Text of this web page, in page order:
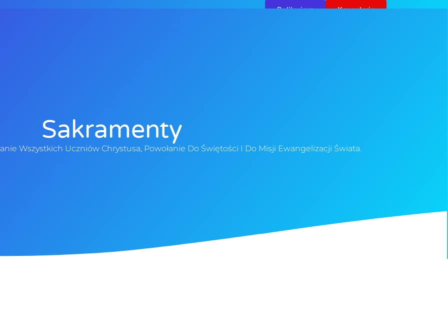
Relikwiarz Kancelaria
Sakramenty
Wszystkich Uczniów Chrystusa, Powołanie Do Świętości I Do Misji Ewangelizacji Świata.